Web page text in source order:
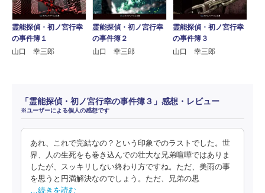
霊能探偵・初ノ宮行幸
の事件簿１
山口 幸三郎
霊能探偵・初ノ宮行幸
の事件簿２
山口 幸三郎
霊能探偵・初ノ宮行幸
の事件簿３
山口 幸三郎
「霊能探偵・初ノ宮行幸の事件簿３」感想・レビュー
※ユーザーによる個人の感想です
あれ、これで完結なの？という印象でのラストでした。世
界、人の生死をも巻き込んでの壮大な兄弟喧嘩ではありま
したが、スッキリしない終わり方ですね。ただ、美雨の事
を思うと円満解決なのでしょう。ただ、兄弟の思
…続きを読む